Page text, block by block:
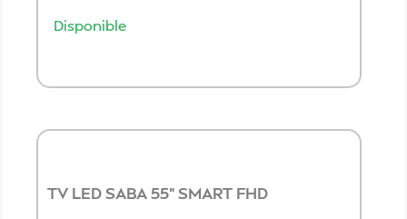
Disponible
TV LED SABA 55" SMART FHD